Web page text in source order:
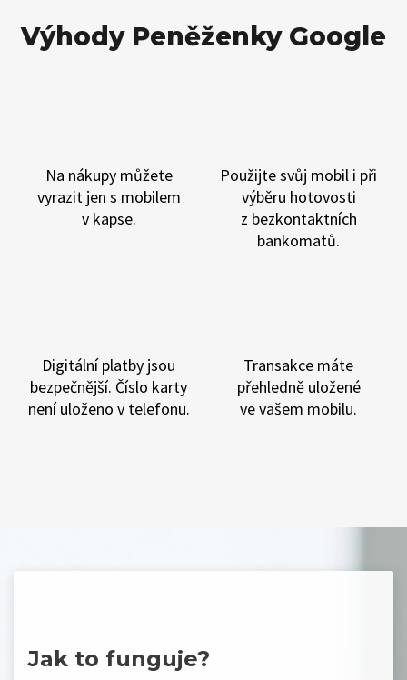
Výhody Peněženky Google
Na nákupy můžete
vyrazit jen s mobilem
v kapse.
Použijte svůj mobil i při
výběru hotovosti
z bezkontaktních
bankomatů.
Digitální platby jsou
bezpečnější. Číslo karty
není uloženo v telefonu.
Transakce máte
přehledně uložené
ve vašem mobilu.
Jak to funguje?